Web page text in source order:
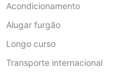
Acondicionamento
Alugar furgão
Longo curso
Transporte internacional